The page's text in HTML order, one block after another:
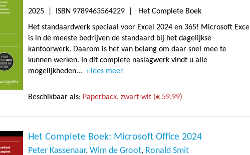
2025 | ISBN 9789463564229 | Het Complete Boek
Het standaardwerk speciaal voor Excel 2024 en 365! Microsoft Excel
is in de meeste bedrijven de standaard bij het dagelijkse
kantoorwerk. Daarom is het van belang om daar snel mee te
kunnen werken. In dit complete naslagwerk vindt u alle
mogelijkheden...
lees meer
Beschikbaar als: Paperback, zwart-wit (€ 59,99)
Het Complete Boek: Microsoft Office 2024
Peter Kassenaar Wim de Groot Ronald Smit